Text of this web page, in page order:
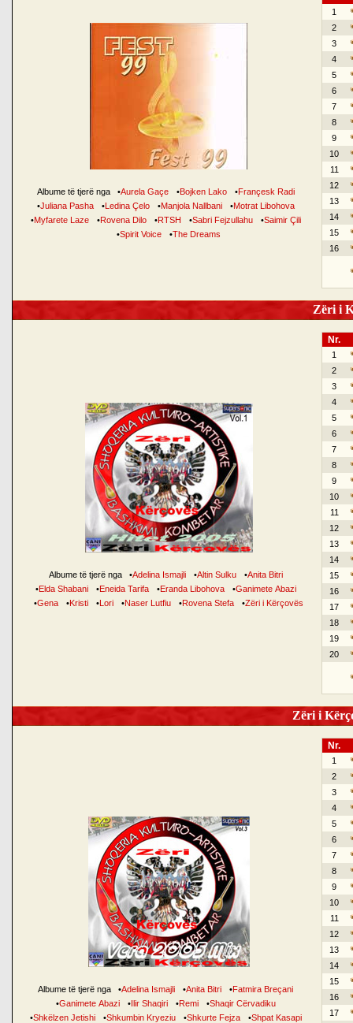
Albume të tjerë nga •Aurela Gaçe •Bojken Lako •Françesk Radi
•Juliana Pasha •Ledina Çelo •Manjola Nallbani •Motrat Libohova
•Myfarete Laze •Rovena Dilo •RTSH •Sabri Fejzullahu •Saimir Çili
•Spirit Voice •The Dreams
1
2
3
4
5
6
7
8
9
10
11
12
13
14
15
16
Zëri i
Albume të tjerë nga •Adelina Ismajli •Altin Sulku •Anita Bitri
•Elda Shabani •Eneida Tarifa •Eranda Libohova •Ganimete Abazi
•Gena •Kristi •Lori •Naser Lutfiu •Rovena Stefa •Zëri i Kërçovës
Nr.
1
2
3
4
5
6
7
8
9
10
11
12
13
14
15
16
17
18
19
20
Zëri i
Albume të tjerë nga •Adelina Ismajli •Anita Bitri •Fatmira Breçani
•Ganimete Abazi •Ilir Shaqiri •Remi •Shaqir Cërvadiku
•Shkëlzen Jetishi •Shkumbin Kryeziu •Shkurte Fejza •Shpat Kasapi
Nr.
1
2
3
4
5
6
7
8
9
10
11
12
13
14
15
16
17